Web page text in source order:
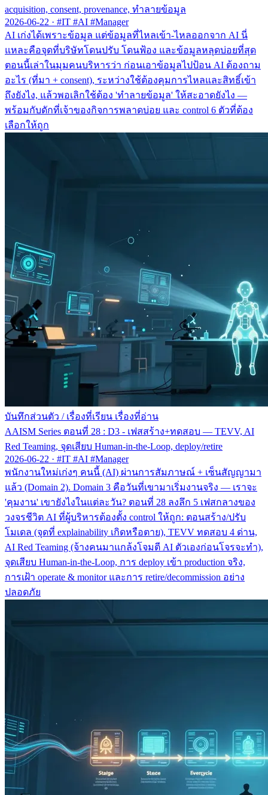
acquisition, consent, provenance, ทำลายข้อมูล
2026-06-22 · #IT #AI #Manager
AI เก่งได้เพราะข้อมูล แต่ข้อมูลที่ไหลเข้า-ไหลออกจาก AI นี่
แหละคือจุดที่บริษัทโดนปรับ โดนฟ้อง และข้อมูลหลุดบ่อยที่สุด
ตอนนี้เล่าในมุมคนบริหารว่า ก่อนเอาข้อมูลไปป้อน AI ต้องถาม
อะไร (ที่มา + consent), ระหว่างใช้ต้องคุมการไหลและสิทธิ์เข้า
ถึงยังไง, แล้วพอเลิกใช้ต้อง 'ทำลายข้อมูล' ให้สะอาดยังไง —
พร้อมกับดักที่เจ้าของกิจการพลาดบ่อย และ control 6 ตัวที่ต้อง
เลือกให้ถูก
บันทึกส่วนตัว / เรื่องที่เรียน เรื่องที่อ่าน
AAISM Series ตอนที่ 28 : D3 - เฟสสร้าง+ทดสอบ — TEVV, AI
Red Teaming, จุดเสียบ Human-in-the-Loop, deploy/retire
2026-06-22 · #IT #AI #Manager
พนักงานใหม่เก่งๆ คนนี้ (AI) ผ่านการสัมภาษณ์ + เซ็นสัญญามา
แล้ว (Domain 2). Domain 3 คือวันที่เขามาเริ่มงานจริง — เราจะ
'คุมงาน' เขายังไงในแต่ละวัน? ตอนที่ 28 ลงลึก 5 เฟสกลางของ
วงจรชีวิต AI ที่ผู้บริหารต้องตั้ง control ให้ถูก: ตอนสร้าง/ปรับ
โมเดล (จุดที่ explainability เกิดหรือตาย), TEVV ทดสอบ 4 ด่าน,
AI Red Teaming (จ้างคนมาแกล้งโจมตี AI ตัวเองก่อนโจรจะทำ),
จุดเสียบ Human-in-the-Loop, การ deploy เข้า production จริง,
การเฝ้า operate & monitor และการ retire/decommission อย่าง
ปลอดภัย